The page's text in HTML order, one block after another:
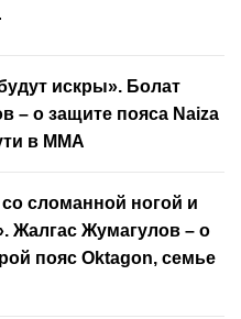
искры». Болат
– о защите пояса Naiza
в ММА
сломанной ногой и
Жалгас Жумагулов – о
пояс Oktagon, семье